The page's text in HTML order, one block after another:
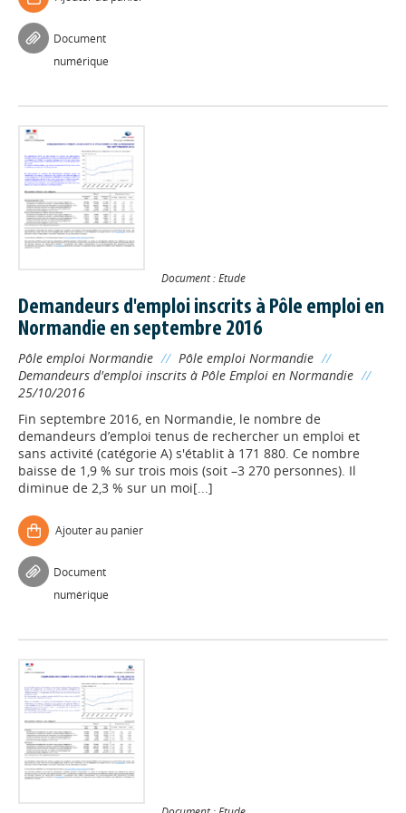
Document
numérique
Document : Etude
Demandeurs d'emploi inscrits à Pôle emploi en
Normandie en septembre 2016
Pôle emploi Normandie // Pôle emploi Normandie //
Demandeurs d'emploi inscrits à Pôle Emploi en Normandie //
25/10/2016
Fin septembre 2016, en Normandie, le nombre de
demandeurs d’emploi tenus de rechercher un emploi et
sans activité (catégorie A) s'établit à 171 880. Ce nombre
baisse de 1,9 % sur trois mois (soit –3 270 personnes). Il
diminue de 2,3 % sur un moi[...]
Ajouter au panier
Document
numérique